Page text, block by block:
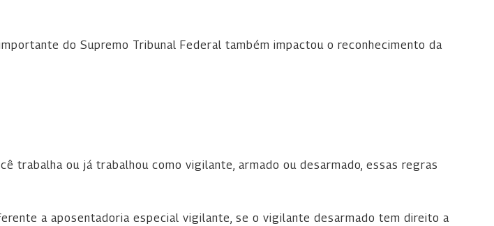
do Supremo Tribunal Federal também impactou o reconhecimento da
trabalha ou já trabalhou como vigilante, armado ou desarmado, essas regras
a aposentadoria especial vigilante, se o vigilante desarmado tem direito a